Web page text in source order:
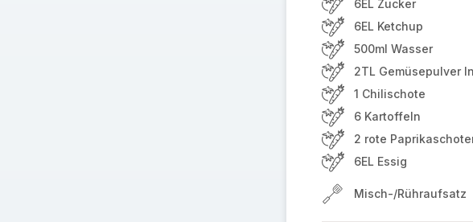
6EL Zucker
6EL Ketchup
500ml Wasser
2TL Gemüsepulver
1 Chilischote
6 Kartoffeln
2 rote
6EL Essig
Misch-/Rühraufsatz